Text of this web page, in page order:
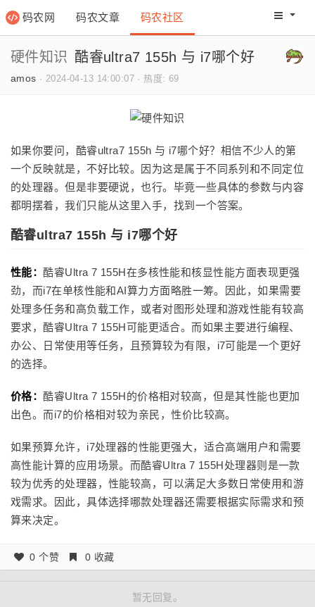
码农网 码农文章 码农社区 码农网
硬件知识 酷睿ultra7 155h 与 i7哪个好
amos · 2024-04-13 14:00:07 · 热度: 69
如果你要问，酷睿ultra7 155h 与 i7哪个好？相信不少人的第
一个反映就是，不好比较。因为这是属于不同系列和不同定位
的处理器。但是非要硬说，也行。毕竟一些具体的参数与内容
都明摆着，我们只能从这里入手，找到一个答案。
酷睿ultra7 155h 与 i7哪个好
性能：酷睿Ultra 7 155H在多核性能和核显性能方面表现更强
劲，而i7在单核性能和AI算力方面略胜一筹。因此，如果需要
处理多任务和高负载工作，或者对图形处理和游戏性能有较高
要求，酷睿Ultra 7 155H可能更适合。而如果主要进行编程、
办公、日常使用等任务，且预算较为有限，i7可能是一个更好
的选择。
价格：酷睿Ultra 7 155H的价格相对较高，但是其性能也更加
出色。而i7的价格相对较为亲民，性价比较高。
如果预算允许，i7处理器的性能更强大，适合高端用户和需要
高性能计算的应用场景。而酷睿Ultra 7 155H处理器则是一款
较为优秀的处理器，性能较高，可以满足大多数日常使用和游
戏需求。因此，具体选择哪款处理器还需要根据实际需求和预
算来决定。
0 个赞 0 收藏
暂无回复。